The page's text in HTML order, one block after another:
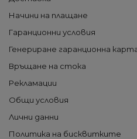
Начини на плащане
Гаранционни условия
Генериране гаранционна
Връщане на стока
Рекламации
Общи условия
Лични данни
Политика на бисквитките